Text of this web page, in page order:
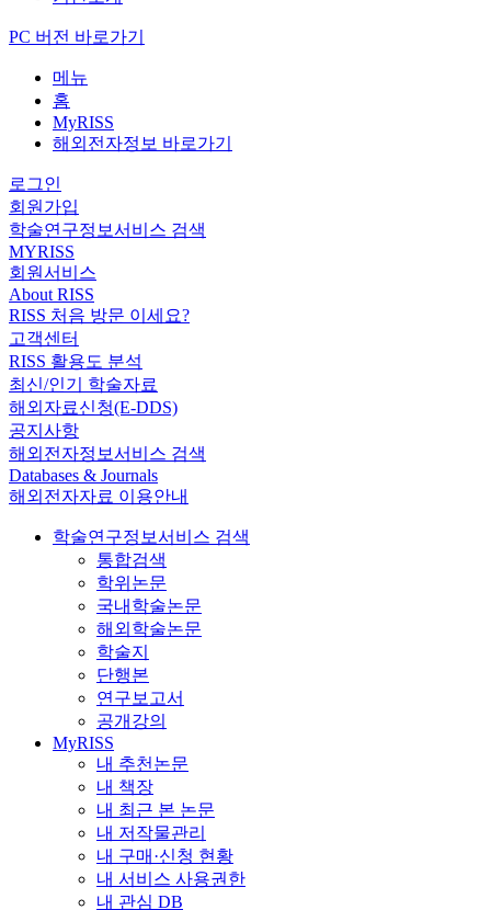
PC 버전 바로가기
메뉴
홈
MyRISS
해외전자정보 바로가기
로그인
회원가입
학술연구정보서비스 검색
MYRISS
회원서비스
About RISS
RISS 처음 방문 이세요?
고객센터
RISS 활용도 분석
최신/인기 학술자료
해외자료신청(E-DDS)
공지사항
해외전자정보서비스 검색
Databases & Journals
해외전자자료 이용안내
학술연구정보서비스 검색
통합검색
학위논문
국내학술논문
해외학술논문
학술지
단행본
연구보고서
공개강의
MyRISS
내 추천논문
내 책장
내 최근 본 논문
내 저작물관리
내 구매·신청 현황
내 서비스 사용권한
내 관심 DB